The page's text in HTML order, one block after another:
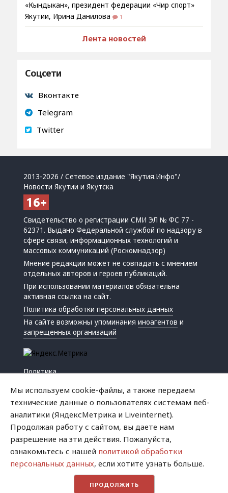
«Кындыкан», президент федерации «Чир спорт»
Якутии, Ирина Данилова
1
Лента новостей
Соцсети
Вконтакте
Telegram
Twitter
2013-2026 / Сетевое издание "Якутия.Инфо"/
Новости Якутии и Якутска
Свидетельство о регистрации СМИ ЭЛ № ФС 77 -
62371. Выдано Федеральной службой по надзору в
сфере связи, информационных технологий и
массовых коммуникаций (Роскомнадзор)
Мнение редакции может не совпадать с мнением
отдельных авторов и героев публикаций.
При использовании материалов обязательна
активная ссылка на сайт.
Политика обработки персональных данных
На сайте возможны упоминанияиноагентов и
запрещенных организаций
Политика
Криминал
Успех
Хватит это терпеть
Мы используем cookie-файлы, а также передаем
технические данные о пользователях системам веб-
аналитики (ЯндексМетрика и Liveinternet).
Продолжая работу с сайтом, вы даете нам
разрешение на эти действия. Пожалуйста,
ознакомьтесь с нашей политикой обработки
персональных данных, если хотите узнать больше.
ПРОДОЛЖИТЬ